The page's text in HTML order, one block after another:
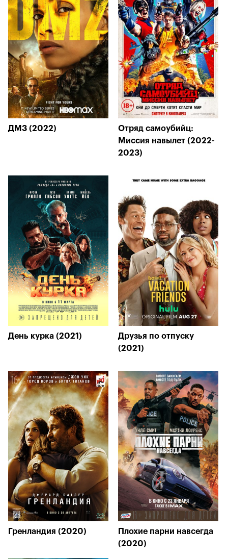
ДМЗ (2022)
Отряд самоубийц:
Миссия навылет (2022-
2023)
День курка (2021)
Друзья по отпуску
(2021)
Гренландия (2020)
Плохие парни навсегда
(2020)